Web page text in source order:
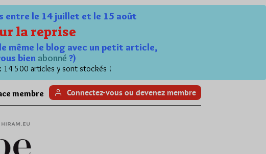
entre le 14 juillet et le 15 août
la reprise
même le blog avec un petit article,
bien abonné ?)
14 500 articles y sont stockés !
membre Connectez-vous ou devenez membre